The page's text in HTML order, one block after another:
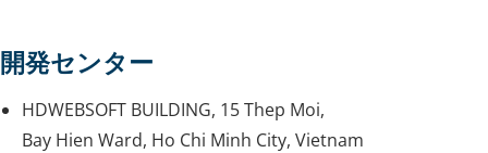
開発センター
HDWEBSOFT BUILDING, 15 Thep Moi,
Bay Hien Ward, Ho Chi Minh City, Vietnam